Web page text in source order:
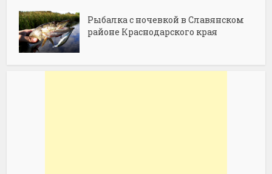
Рыбалка с ночевкой в Славянском
районе Краснодарского края